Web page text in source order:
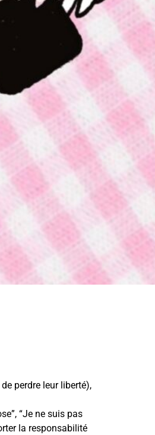
perdre leur liberté),
“Je ne suis pas
la responsabilité